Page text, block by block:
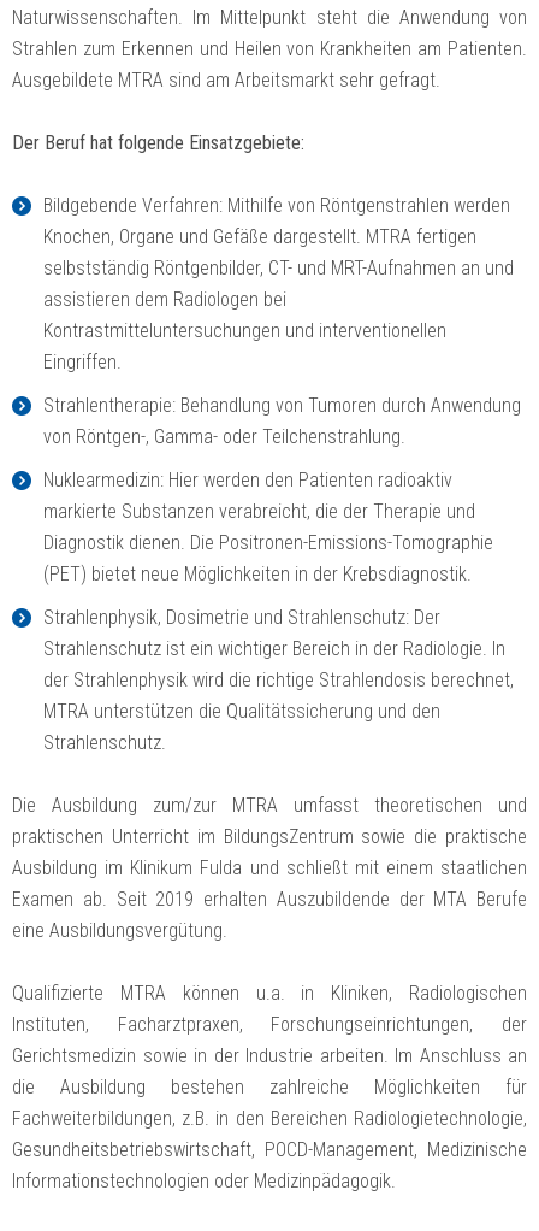
Naturwissenschaften. Im Mittelpunkt steht die Anwendung von
Strahlen zum Erkennen und Heilen von Krankheiten am Patienten.
Ausgebildete MTRA sind am Arbeitsmarkt sehr gefragt.
Der Beruf hat folgende Einsatzgebiete:
Bildgebende Verfahren: Mithilfe von Röntgenstrahlen werden
Knochen, Organe und Gefäße dargestellt. MTRA fertigen
selbstständig Röntgenbilder, CT- und MRT-Aufnahmen an und
assistieren dem Radiologen bei
Kontrastmitteluntersuchungen und interventionellen
Eingriffen.
Strahlentherapie: Behandlung von Tumoren durch Anwendung
von Röntgen-, Gamma- oder Teilchenstrahlung.
Nuklearmedizin: Hier werden den Patienten radioaktiv
markierte Substanzen verabreicht, die der Therapie und
Diagnostik dienen. Die Positronen-Emissions-Tomographie
(PET) bietet neue Möglichkeiten in der Krebsdiagnostik.
Strahlenphysik, Dosimetrie und Strahlenschutz: Der
Strahlenschutz ist ein wichtiger Bereich in der Radiologie. In
der Strahlenphysik wird die richtige Strahlendosis berechnet,
MTRA unterstützen die Qualitätssicherung und den
Strahlenschutz.
Die Ausbildung zum/zur MTRA umfasst theoretischen und
praktischen Unterricht im BildungsZentrum sowie die praktische
Ausbildung im Klinikum Fulda und schließt mit einem staatlichen
Examen ab. Seit 2019 erhalten Auszubildende der MTA Berufe
eine Ausbildungsvergütung.
Qualifizierte MTRA können u.a. in Kliniken, Radiologischen
Instituten, Facharztpraxen, Forschungseinrichtungen, der
Gerichtsmedizin sowie in der Industrie arbeiten. Im Anschluss an
die Ausbildung bestehen zahlreiche Möglichkeiten für
Fachweiterbildungen, z.B. in den Bereichen Radiologietechnologie,
Gesundheitsbetriebswirtschaft, POCD-Management, Medizinische
Informationstechnologien oder Medizinpädagogik.